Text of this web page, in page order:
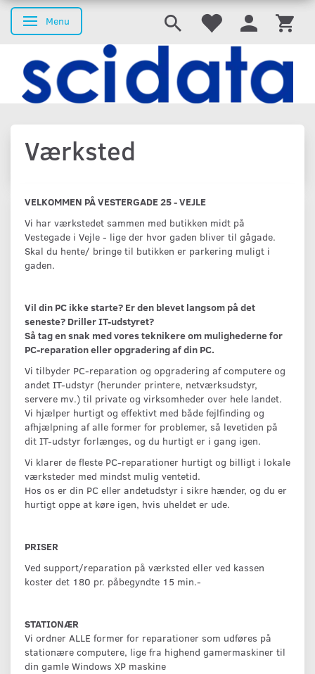
Skifte navigation
Menu
Værksted
VELKOMMEN PÅ VESTERGADE 25 - VEJLE
Vi har værkstedet sammen med butikken midt på
Vestegade i Vejle - lige der hvor gaden bliver til gågade.
Skal du hente/ bringe til butikken er parkering muligt i
gaden.
Vil din PC ikke starte? Er den blevet langsom på det
seneste? Driller IT-udstyret?
Så tag en snak med vores teknikere om mulighederne for
PC-reparation eller opgradering af din PC.
Vi tilbyder PC-reparation og opgradering af computere og
andet IT-udstyr (herunder printere, netværksudstyr,
servere mv.) til private og virksomheder over hele landet.
Vi hjælper hurtigt og effektivt med både fejlfinding og
afhjælpning af alle former for problemer, så levetiden på
dit IT-udstyr forlænges, og du hurtigt er i gang igen.
Vi klarer de fleste PC-reparationer hurtigt og billigt i lokale
værksteder med mindst mulig ventetid.
Hos os er din PC eller andetudstyr i sikre hænder, og du er
hurtigt oppe at køre igen, hvis uheldet er ude.
PRISER
Ved support/reparation på værksted eller ved kassen
koster det 180 pr. påbegyndte 15 min.-
STATIONÆR
Vi ordner ALLE former for reparationer som udføres på
stationære computere, lige fra highend gamermaskiner til
din gamle Windows XP maskine